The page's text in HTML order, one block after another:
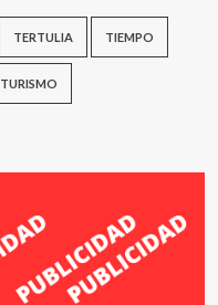
TERTULIA TIEMPO
TURISMO